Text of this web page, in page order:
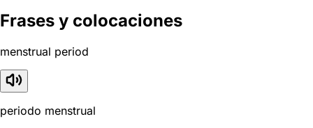
Frases y colocaciones
menstrual period
periodo menstrual